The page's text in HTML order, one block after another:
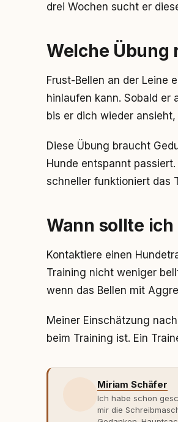
drei Wochen sucht er
Welche Übung
Frust-Bellen an der Leine
hinlaufen kann. Sobald er
bis er dich wieder
Diese Übung braucht
Hunde entspannt
schneller funktioniert das
Wann sollte
Kontaktiere einen
Training nicht weniger
wenn das Bellen mit
Meiner Einschätzung
beim Training ist. Ein
Miriam Schäfer
Ich habe schon
mir die